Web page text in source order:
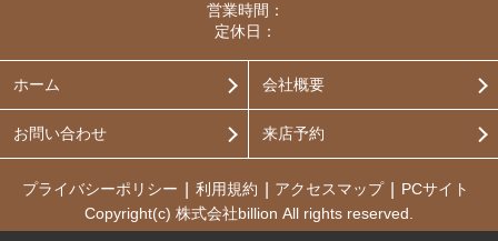
営業時間：
定休日：
ホーム 会社概要
お問い合わせ 来店予約
プライバシーポリシー 利用規約 アクセスマップ
PCサイト
Copyright(c) 株式会社billion All rights reserved.